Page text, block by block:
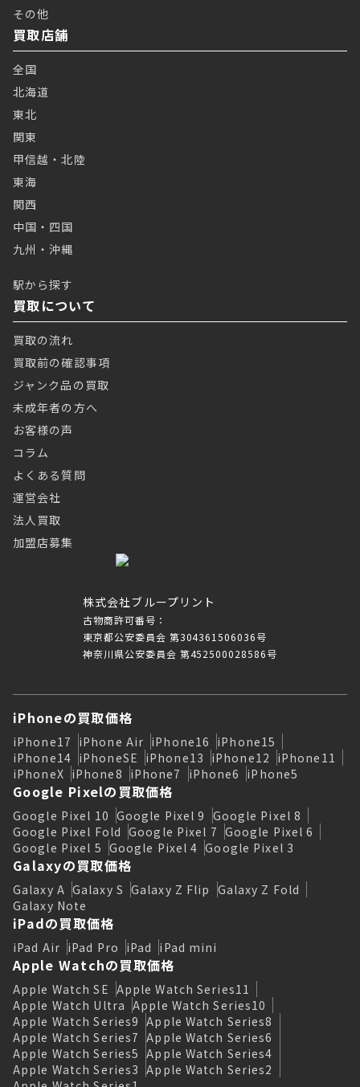
株式会社ブループリント
古物商許可番号：
東京都公安委員会 第304361506036号
神奈川県公安委員会 第452500028586号
その他
買取店舗
全国
北海道
東北
関東
甲信越・北陸
東海
関西
中国・四国
九州・沖縄
駅から探す
買取について
買取の流れ
買取前の確認事項
ジャンク品の買取
未成年者の方へ
お客様の声
コラム
よくある質問
運営会社
法人買取
加盟店募集
iPhoneの買取価格
iPhone17 iPhone Air iPhone16 iPhone15
iPhone14 iPhoneSE iPhone13 iPhone12 iPhone11
iPhoneX iPhone8 iPhone7 iPhone6 iPhone5
Google Pixelの買取価格
Google Pixel 10 Google Pixel 9 Google Pixel 8
Google Pixel Fold Google Pixel 7 Google Pixel 6
Google Pixel 5 Google Pixel 4 Google Pixel 3
Galaxyの買取価格
Galaxy A Galaxy S Galaxy Z Flip Galaxy Z Fold
Galaxy Note
iPadの買取価格
iPad Air iPad Pro iPad iPad mini
Apple Watchの買取価格
Apple Watch SE Apple Watch Series11
Apple Watch Ultra Apple Watch Series10
Apple Watch Series9 Apple Watch Series8
Apple Watch Series7 Apple Watch Series6
Apple Watch Series5 Apple Watch Series4
Apple Watch Series3 Apple Watch Series2